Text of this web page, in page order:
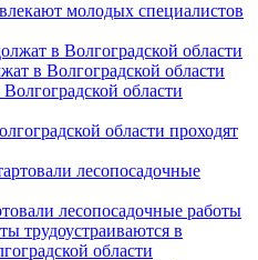
молодых специалистов
в Волгоградской области
области проходят
лесопосадочные работы